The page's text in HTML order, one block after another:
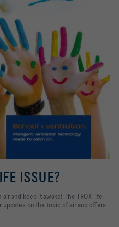
ISSUE?
and keep it awake! The TROX life
updates on the topic of air and offers